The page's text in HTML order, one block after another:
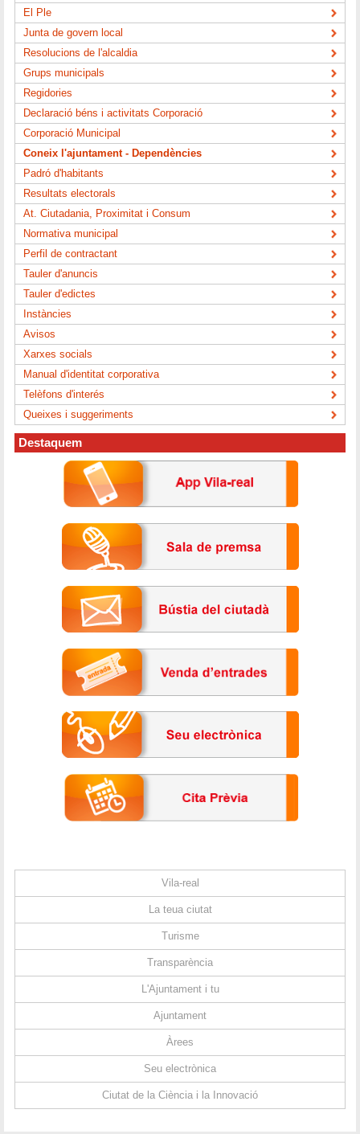
El Ple
Junta de govern local
Resolucions de l'alcaldia
Grups municipals
Regidories
Declaració béns i activitats Corporació
Corporació Municipal
Coneix l'ajuntament - Dependències
Padró d'habitants
Resultats electorals
At. Ciutadania, Proximitat i Consum
Normativa municipal
Perfil de contractant
Tauler d'anuncis
Tauler d'edictes
Instàncies
Avisos
Xarxes socials
Manual d'identitat corporativa
Telèfons d'interés
Queixes i suggeriments
Destaquem
Vila-real
La teua ciutat
Turisme
Transparència
L'Ajuntament i tu
Ajuntament
Àrees
Seu electrònica
Ciutat de la Ciència i la Innovació